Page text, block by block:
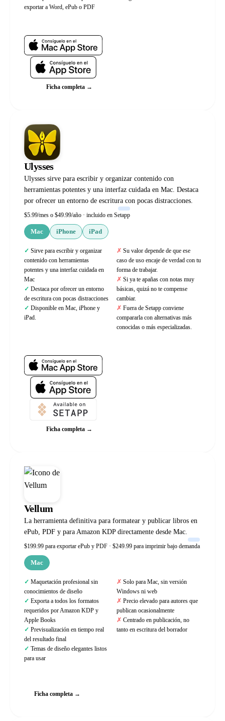
exportar a Word, ePub o PDF
Ficha completa →
Ulysses
Ulysses sirve para escribir y organizar contenido con
herramientas potentes y una interfaz cuidada en Mac. Destaca
por ofrecer un entorno de escritura con pocas distracciones.
$5.99/mes o $49.99/año · incluido en Setapp
Mac iPhone iPad
Sirve para escribir y organizar
contenido con herramientas
potentes y una interfaz cuidada en
Mac
Destaca por ofrecer un entorno
de escritura con pocas distracciones
Disponible en Mac, iPhone y
iPad.
Su valor depende de que ese
caso de uso encaje de verdad con tu
forma de trabajar.
Si ya te apañas con notas muy
básicas, quizá no te compense
cambiar.
Fuera de Setapp conviene
compararla con alternativas más
conocidas o más especializadas.
Ficha completa →
Vellum
La herramienta definitiva para formatear y publicar libros en
ePub, PDF y para Amazon KDP directamente desde Mac.
$199.99 para exportar ePub y PDF · $249.99 para imprimir bajo demanda
Mac
Maquetación profesional sin
conocimientos de diseño
Exporta a todos los formatos
requeridos por Amazon KDP y
Apple Books
Previsualización en tiempo real
del resultado final
Temas de diseño elegantes listos
para usar
Solo para Mac, sin versión
Windows ni web
Precio elevado para autores que
publican ocasionalmente
Centrado en publicación, no
tanto en escritura del borrador
Ficha completa →